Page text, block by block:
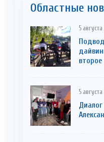
Областные
5 августа
5 августа
Диалог